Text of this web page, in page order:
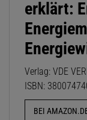
erklärt:
Verlag: VDE
ISBN:
BEI